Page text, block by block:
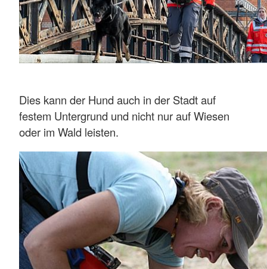
Dies kann der Hund auch in der Stadt auf
festem Untergrund und nicht nur auf Wiesen
oder im Wald leisten.